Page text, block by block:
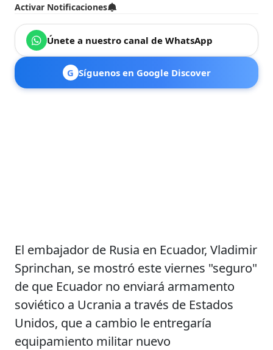
Activar Notificaciones
Únete a nuestro canal de WhatsApp
G Síguenos en Google Discover
El embajador de Rusia en Ecuador, Vladimir
Sprinchan, se mostró este viernes "seguro"
de que Ecuador no enviará armamento
soviético a Ucrania a través de Estados
Unidos, que a cambio le entregaría
equipamiento militar nuevo